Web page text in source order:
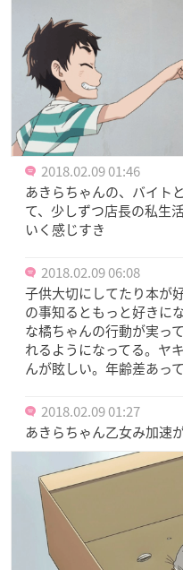
2018.02.09 01:46
あきらちゃんの、バイト
て、少しずつ店長の私生
いく感じすき
2018.02.09 06:08
子供大切にしてたり本が
の事知るともっと好きに
な橘ちゃんの行動が実っ
れるようになってる。ヤ
んが眩しい。年齢差あっ
2018.02.09 01:27
あきらちゃん乙女み加速